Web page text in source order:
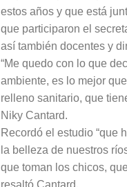
estos años y que está
que participaron el
así también docentes y
“Me quedo con lo que
ambiente, es lo mejor
relleno sanitario, que
Niky Cantard.
Recordó el estudio “que
la belleza de nuestros
que toman los chicos,